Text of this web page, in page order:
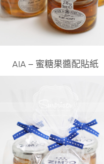
AIA – 蜜糖果醬配貼紙